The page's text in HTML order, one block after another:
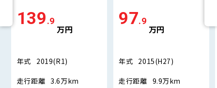
139.9
万円
年式 2019(R1)
走行距離 3.6万km
97.9
万円
年式 2015(H27)
走行距離 9.9万km